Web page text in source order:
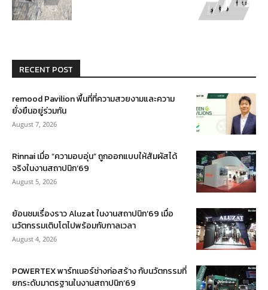
RECENT POST
remood Pavilion พื้นที่ที่ความสวยงามและความ
ยั่งยืนอยู่ร่วมกัน
August 7, 2026
Rinnai เมื่อ “ความอบอุ่น” ถูกออกแบบให้สัมผัสได้
จริงในงานสถาปนิก’69
August 5, 2026
ย้อนชมเรื่องราว Aluzat ในงานสถาปนิก’69 เมื่อ
นวัตกรรมเติบโตไปพร้อมกับกาลเวลา
August 4, 2026
POWERTEX พาร์ทเนอร์ช่างก่อสร้าง กับนวัตกรรมที่
ยกระดับมาตรฐานในงานสถาปนิก’69